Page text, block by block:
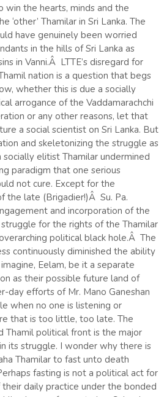
win the hearts, minds and the
‘other’ Thamilar in Sri Lanka. The
have genuinely been worried
in the hills of Sri Lanka as
in Vanni.Â LTTE’s disregard for
nation is a question that begs
whether this is due a socially
arrogance of the Vaddamarachchi
or any other reasons, let that
a social scientist on Sri Lanka. But
and skeletonizing the struggle as
socially elitist Thamilar undermined
paradigm that one serious
not cure. Except for the
the late (Brigadier!)Â Su. Pa.
and incorporation of the
for the rights of the Thamilar
political black hole.Â The
continuously diminished the ability
Eelam, be it a separate
as their possible future land of
day efforts of Mr. Mano Ganeshan
when no one is listening or
that is too little, too late. The
Thamil political front is the major
its struggle. I wonder why there is
Thamilar to fast unto death
fasting is not a political act for
daily practice under the bonded